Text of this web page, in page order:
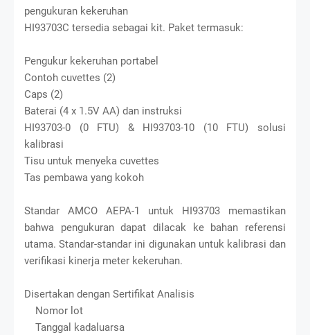
pengukuran kekeruhan
HI93703C tersedia sebagai kit. Paket termasuk:
Pengukur kekeruhan portabel
Contoh cuvettes (2)
Caps (2)
Baterai (4 x 1.5V AA) dan instruksi
HI93703-0 (0 FTU) & HI93703-10 (10 FTU) solusi
kalibrasi
Tisu untuk menyeka cuvettes
Tas pembawa yang kokoh
Standar AMCO AEPA-1 untuk HI93703 memastikan
bahwa pengukuran dapat dilacak ke bahan referensi
utama. Standar-standar ini digunakan untuk kalibrasi dan
verifikasi kinerja meter kekeruhan.
Disertakan dengan Sertifikat Analisis
Nomor lot
Tanggal kadaluarsa